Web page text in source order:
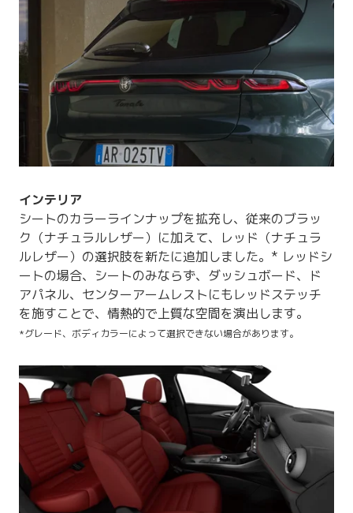
インテリア
シートのカラーラインナップを拡充し、従来のブラッ
ク（ナチュラルレザー）に加えて、レッド（ナチュラ
ルレザー）の選択肢を新たに追加しました。* レッドシ
ートの場合、シートのみならず、ダッシュボード、ド
アパネル、センターアームレストにもレッドステッチ
を施すことで、情熱的で上質な空間を演出します。
*グレード、ボディカラーによって選択できない場合があります。